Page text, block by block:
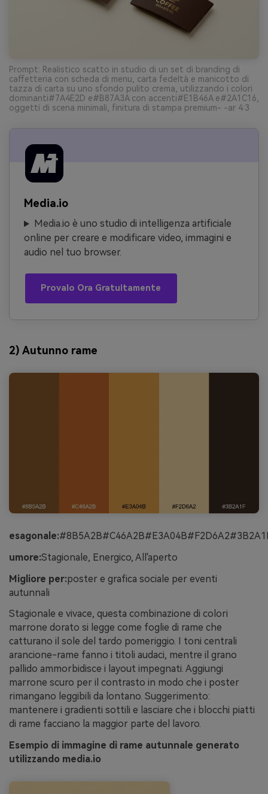
Prompt: Realistico scatto in studio di un set di branding di
caffetteria con scheda di menu, carta fedeltà e manicotto di
tazza di carta su uno sfondo pulito crema, utilizzando i colori
dominanti#7A4E2D e#B87A3A con accenti#E1B46A e#2A1C16,
oggetti di scena minimali, finitura di stampa premium- -ar 4:3
Media.io
Media.io è uno studio di intelligenza artificiale
online per creare e modificare video, immagini e
audio nel tuo browser.
Provalo Ora Gratuitamente
2) Autunno rame
esagonale:
umore:Stagionale, Energico, All'aperto
Migliore per:poster e grafica sociale per eventi
autunnali
Stagionale e vivace, questa combinazione di colori
marrone dorato si legge come foglie di rame che
catturano il sole del tardo pomeriggio. I toni centrali
arancione-rame fanno i titoli audaci, mentre il grano
pallido ammorbidisce i layout impegnati. Aggiungi
marrone scuro per il contrasto in modo che i poster
rimangano leggibili da lontano. Suggerimento:
mantenere i gradienti sottili e lasciare che i blocchi piatti
di rame facciano la maggior parte del lavoro.
Esempio di immagine di rame autunnale generato
utilizzando media.io